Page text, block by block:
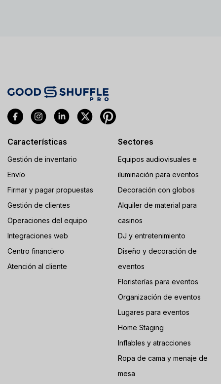
Características
Gestión de inventario
Envío
Firmar y pagar propuestas
Gestión de clientes
Operaciones del equipo
Integraciones web
Centro financiero
Atención al cliente
Sectores
Equipos audiovisuales e
iluminación para eventos
Decoración con globos
Alquiler de material para
casinos
DJ y entretenimiento
Diseño y decoración de
eventos
Floristerías para eventos
Organización de eventos
Lugares para eventos
Home Staging
Inflables y atracciones
Ropa de cama y menaje de
mesa